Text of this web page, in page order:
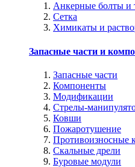
Анкерные болты и
Сетка
Химикаты и
Запасные части и
Запасные части
Компоненты
Модификации
Стрелы-
Ковши
Пожаротушение
Противоизносные
Скальные дрели
Буровые модули